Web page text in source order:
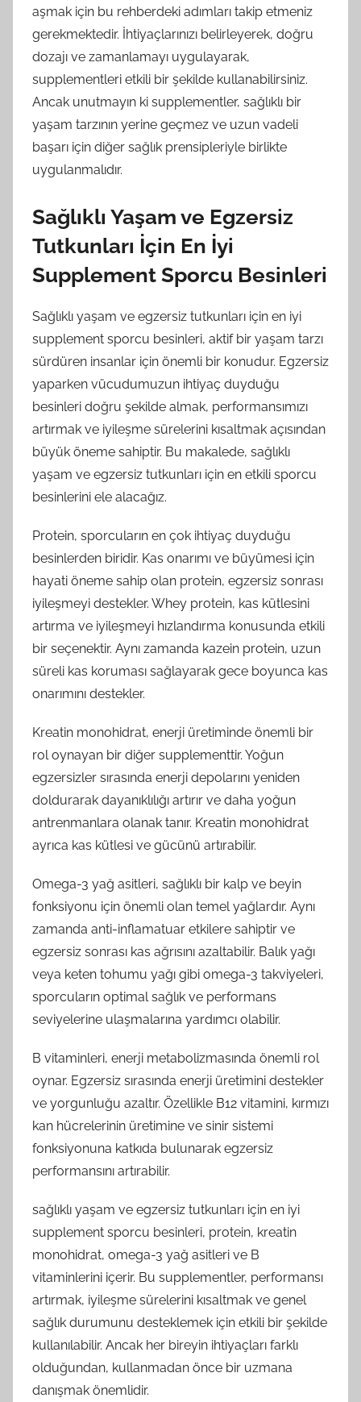
aşmak için bu rehberdeki adımları takip etmeniz
gerekmektedir. İhtiyaçlarınızı belirleyerek, doğru
dozajı ve zamanlamayı uygulayarak,
supplementleri etkili bir şekilde kullanabilirsiniz.
Ancak unutmayın ki supplementler, sağlıklı bir
yaşam tarzının yerine geçmez ve uzun vadeli
başarı için diğer sağlık prensipleriyle birlikte
uygulanmalıdır.
Sağlıklı Yaşam ve Egzersiz
Tutkunları İçin En İyi
Supplement Sporcu Besinleri
Sağlıklı yaşam ve egzersiz tutkunları için en iyi
supplement sporcu besinleri, aktif bir yaşam tarzı
sürdüren insanlar için önemli bir konudur. Egzersiz
yaparken vücudumuzun ihtiyaç duyduğu
besinleri doğru şekilde almak, performansımızı
artırmak ve iyileşme sürelerini kısaltmak açısından
büyük öneme sahiptir. Bu makalede, sağlıklı
yaşam ve egzersiz tutkunları için en etkili sporcu
besinlerini ele alacağız.
Protein, sporcuların en çok ihtiyaç duyduğu
besinlerden biridir. Kas onarımı ve büyümesi için
hayati öneme sahip olan protein, egzersiz sonrası
iyileşmeyi destekler. Whey protein, kas kütlesini
artırma ve iyileşmeyi hızlandırma konusunda etkili
bir seçenektir. Aynı zamanda kazein protein, uzun
süreli kas koruması sağlayarak gece boyunca kas
onarımını destekler.
Kreatin monohidrat, enerji üretiminde önemli bir
rol oynayan bir diğer supplementtir. Yoğun
egzersizler sırasında enerji depolarını yeniden
doldurarak dayanıklılığı artırır ve daha yoğun
antrenmanlara olanak tanır. Kreatin monohidrat
ayrıca kas kütlesi ve gücünü artırabilir.
Omega-3 yağ asitleri, sağlıklı bir kalp ve beyin
fonksiyonu için önemli olan temel yağlardır. Aynı
zamanda anti-inflamatuar etkilere sahiptir ve
egzersiz sonrası kas ağrısını azaltabilir. Balık yağı
veya keten tohumu yağı gibi omega-3 takviyeleri,
sporcuların optimal sağlık ve performans
seviyelerine ulaşmalarına yardımcı olabilir.
B vitaminleri, enerji metabolizmasında önemli rol
oynar. Egzersiz sırasında enerji üretimini destekler
ve yorgunluğu azaltır. Özellikle B12 vitamini, kırmızı
kan hücrelerinin üretimine ve sinir sistemi
fonksiyonuna katkıda bulunarak egzersiz
performansını artırabilir.
sağlıklı yaşam ve egzersiz tutkunları için en iyi
supplement sporcu besinleri, protein, kreatin
monohidrat, omega-3 yağ asitleri ve B
vitaminlerini içerir. Bu supplementler, performansı
artırmak, iyileşme sürelerini kısaltmak ve genel
sağlık durumunu desteklemek için etkili bir şekilde
kullanılabilir. Ancak her bireyin ihtiyaçları farklı
olduğundan, kullanmadan önce bir uzmana
danışmak önemlidir.